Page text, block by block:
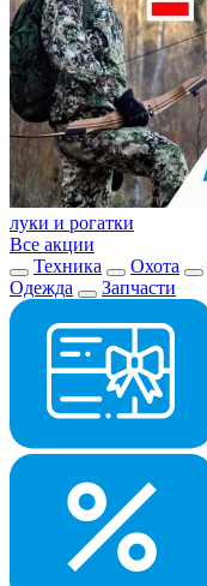
луки и рогатки
Все акции
Техника
Охота
Одежда
Запчасти